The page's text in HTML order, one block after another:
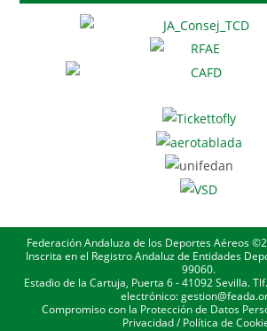
Federación Andaluza de los Deportes Aéreos
Inscrita en el Registro Andaluz de Entidades
99060.
Estadio de la Cartuja, Puerta 6 - 41092 Sevilla.
electrónico:
Compromiso con la Protección de Datos
Privacidad/Política de